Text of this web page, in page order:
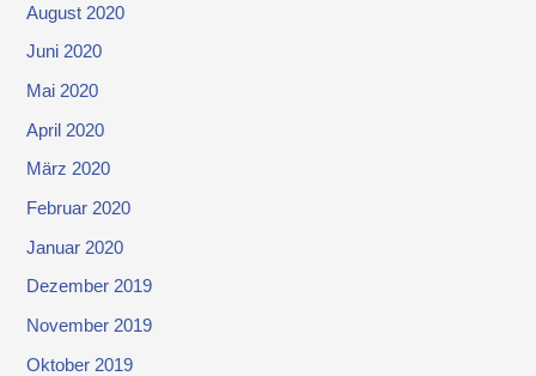
August 2020
Juni 2020
Mai 2020
April 2020
März 2020
Februar 2020
Januar 2020
Dezember 2019
November 2019
Oktober 2019